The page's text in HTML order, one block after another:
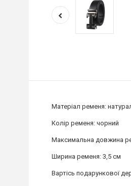
Матеріал ременя:
Колір ременя: чорний
Максимальна довжина
Ширина ременя: 3,5 см
Вартісь подарункової